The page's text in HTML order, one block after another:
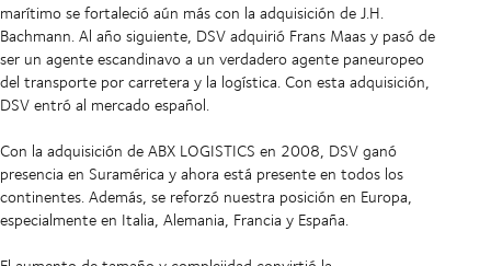
marítimo se fortaleció aún más con la adquisición de J.H.
Bachmann. Al año siguiente, DSV adquirió Frans Maas y pasó de
ser un agente escandinavo a un verdadero agente paneuropeo
del transporte por carretera y la logística. Con esta adquisición,
DSV entró al mercado español.
Con la adquisición de ABX LOGISTICS en 2008, DSV ganó
presencia en Suramérica y ahora está presente en todos los
continentes. Además, se reforzó nuestra posición en Europa,
especialmente en Italia, Alemania, Francia y España.